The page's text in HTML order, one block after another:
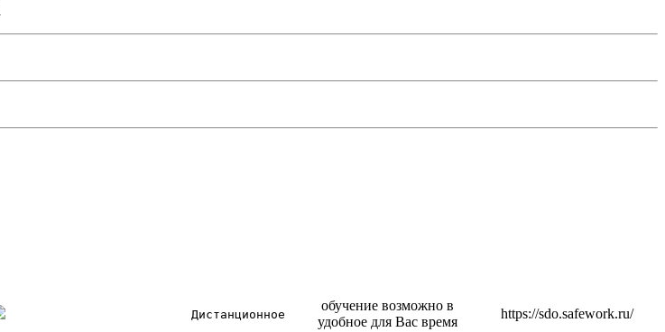
Дистанционное
обучение возможно в
удобное для Вас время
https://sdo.safework.ru/